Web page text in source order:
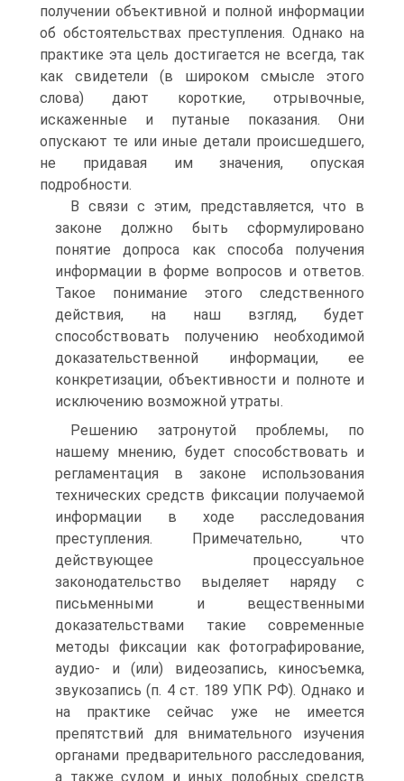
получении объективной и полной информации
об обстоятельствах преступления. Однако на
практике эта цель достигается не всегда, так
как свидетели (в широком смысле этого
слова) дают короткие, отрывочные,
искаженные и путаные показания. Они
опускают те или иные детали происшедшего,
не придавая им значения, опуская
подробности.
В связи с этим, представляется, что в
законе должно быть сформулировано
понятие допроса как способа получения
информации в форме вопросов и ответов.
Такое понимание этого следственного
действия, на наш взгляд, будет
способствовать получению необходимой
доказательственной информации, ее
конкретизации, объективности и полноте и
исключению возможной утраты.
Решению затронутой проблемы, по
нашему мнению, будет способствовать и
регламентация в законе использования
технических средств фиксации получаемой
информации в ходе расследования
преступления. Примечательно, что
действующее процессуальное
законодательство выделяет наряду с
письменными и вещественными
доказательствами такие современные
методы фиксации как фотографирование,
аудио- и (или) видеозапись, киносъемка,
звукозапись (п. 4 ст. 189 УПК РФ). Однако и
на практике сейчас уже не имеется
препятствий для внимательного изучения
органами предварительного расследования,
а также судом и иных подобных средств